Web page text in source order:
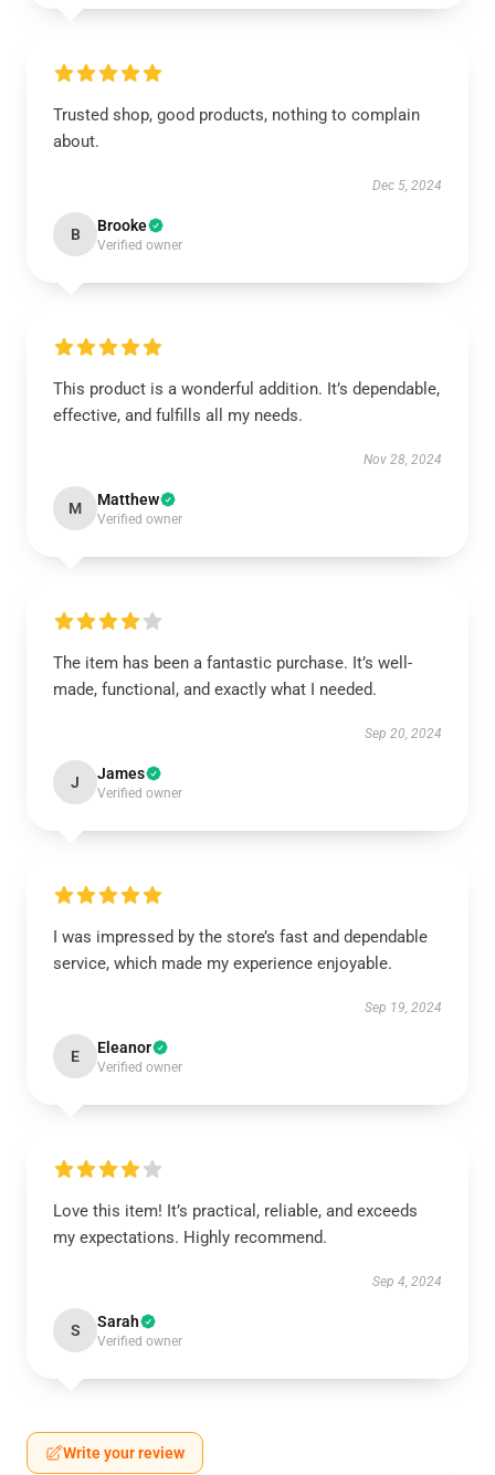
Trusted shop, good products, nothing to complain
about.
Dec 5, 2024
B Brooke
Verified owner
This product is a wonderful addition. It’s dependable,
effective, and fulfills all my needs.
Nov 28, 2024
M Matthew
Verified owner
The item has been a fantastic purchase. It’s well-
made, functional, and exactly what I needed.
Sep 20, 2024
J James
Verified owner
I was impressed by the store’s fast and dependable
service, which made my experience enjoyable.
Sep 19, 2024
E Eleanor
Verified owner
Love this item! It’s practical, reliable, and exceeds
my expectations. Highly recommend.
Sep 4, 2024
S Sarah
Verified owner
Write your review